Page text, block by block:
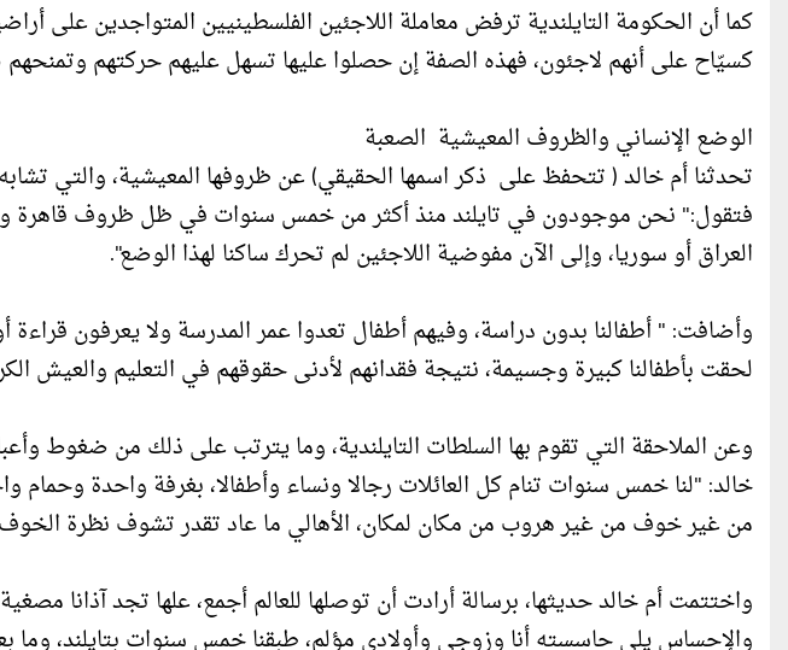
كما أن الحكومة التايلندية ترفض معاملة اللاجئين الفلسطينيين المتواجدين على
كسيّاح على أنهم لاجئون، فهذه الصفة إن حصلوا عليها تسهل عليهم حركتهم وتمنحهم
الوضع الإنساني والظروف المعيشية الصعبة
تحدثنا أم خالد ( تتحفظ على ذكر اسمها الحقيقي) عن ظروفها المعيشية، والتي
فتقول:" نحن موجودون في تايلند منذ أكثر من خمس سنوات في ظل ظروف قاهرة
العراق أو سوريا، وإلى الآن مفوضية اللاجئين لم تحرك ساكنا لهذا الوضع".
وأضافت: " أطفالنا بدون دراسة، وفيهم أطفال تعدوا عمر المدرسة ولا يعرفون قراءة
لحقت بأطفالنا كبيرة وجسيمة، نتيجة فقدانهم لأدنى حقوقهم في التعليم والعيش
وعن الملاحقة التي تقوم بها السلطات التايلندية، وما يترتب على ذلك من ضغوط
خالد: "لنا خمس سنوات تنام كل العائلات رجالا ونساء وأطفالا، بغرفة واحدة وحمام
من غير خوف من غير هروب من مكان لمكان، الأهالي ما عاد تقدر تشوف نظرة الخوف
واختتمت أم خالد حديثها، برسالة أرادت أن توصلها للعالم أجمع، علها تجد آذانا
والإحساس يلي حاسسته أنا وزوجي وأولادي مؤلم، طبقنا خمس سنوات بتايلند، وما